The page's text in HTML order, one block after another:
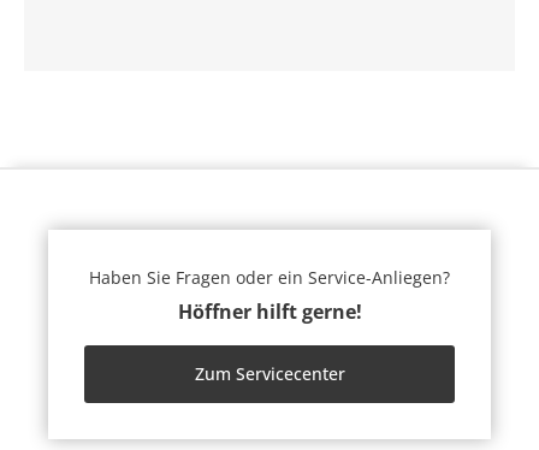
Haben Sie Fragen oder ein Service-Anliegen?
Höffner hilft gerne!
Zum Servicecenter